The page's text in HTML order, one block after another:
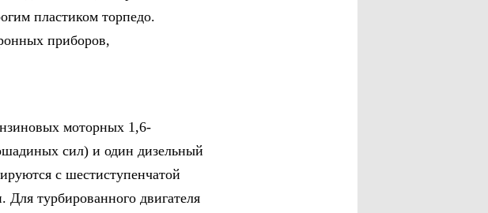
пластиком торпедо.
приборов,
моторных 1,6-
сил) и один дизельный
с шестиступенчатой
Для турбированного двигателя